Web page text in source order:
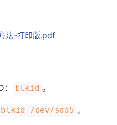
法-打印版.pdf
blkid 。
blkid /dev/sda5 。